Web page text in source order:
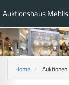
Auktionshaus Mehlis
Home Auktionen